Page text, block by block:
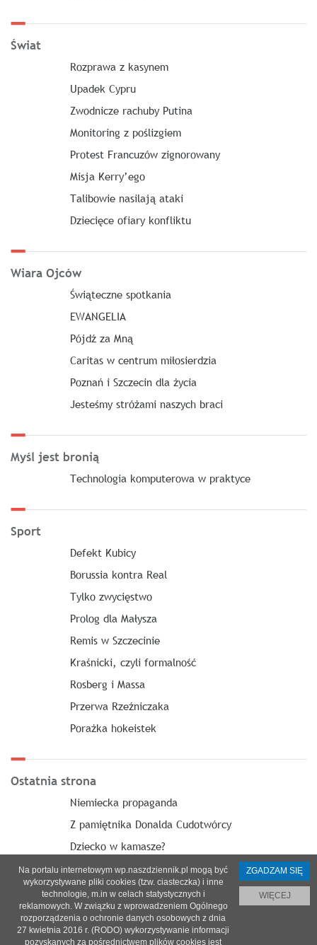
Świat
Rozprawa z kasynem
Upadek Cypru
Zwodnicze rachuby Putina
Monitoring z poślizgiem
Protest Francuzów zignorowany
Misja Kerry’ego
Talibowie nasilają ataki
Dziecięce ofiary konfliktu
Wiara Ojców
Świąteczne spotkania
EWANGELIA
Pójdź za Mną
Caritas w centrum miłosierdzia
Poznań i Szczecin dla życia
Jesteśmy stróżami naszych braci
Myśl jest bronią
Technologia komputerowa w praktyce
Sport
Defekt Kubicy
Borussia kontra Real
Tylko zwycięstwo
Prolog dla Małysza
Remis w Szczecinie
Kraśnicki, czyli formalność
Rosberg i Massa
Przerwa Rzeźniczaka
Porażka hokeistek
Ostatnia strona
Niemiecka propaganda
Z pamiętnika Donalda Cudotwórcy
Dziecko w kamasze?
O nas| Reklama|Prenumerata|
© 2021 Copyright by SPES sp. z o.o.
Na portalu internetowym wp.naszdziennik.pl mogą być
wykorzystywane pliki cookies (tzw. ciasteczka) i inne
technologie, m.in w celach statystycznych i
reklamowych. W związku z wprowadzeniem Ogólnego
rozporządzenia o ochronie danych osobowych z dnia
27 kwietnia 2016 r. (RODO) wykorzystywanie informacji
pozyskanych za pośrednictwem plików cookies jest
ZGADZAM SIĘ
WIĘCEJ